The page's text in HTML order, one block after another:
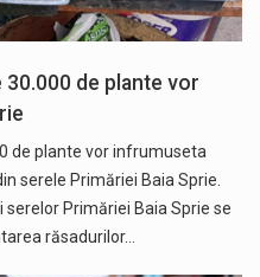
30.000 de plante vor
de plante vor infrumuseta
serele Primăriei Baia Sprie.
Primăriei Baia Sprie se
răsadurilor…